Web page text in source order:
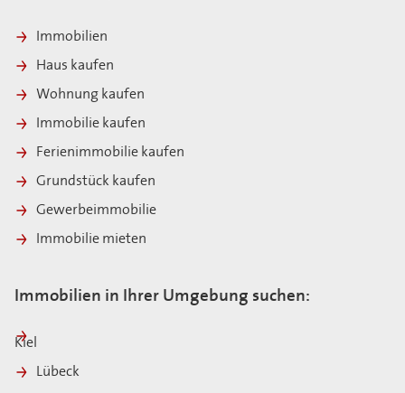
Immobilien
Haus kaufen
Wohnung kaufen
Immobilie kaufen
Ferienimmobilie kaufen
Grundstück kaufen
Gewerbeimmobilie
Immobilie mieten
Immobilien in Ihrer Umgebung suchen:
Kiel
Lübeck